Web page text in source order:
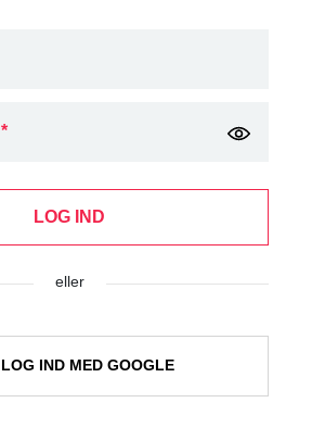
*
LOG IND
eller
LOG IND MED GOOGLE